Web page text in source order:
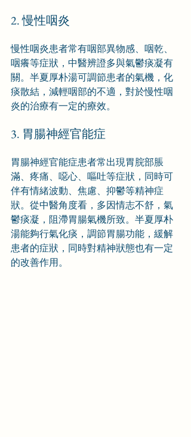
2. 慢性咽炎
慢性咽炎患者常有咽部異物感、咽乾、
咽癢等症狀，中醫辨證多與氣鬱痰凝有
關。半夏厚朴湯可調節患者的氣機，化
痰散結，減輕咽部的不適，對於慢性咽
炎的治療有一定的療效。
3. 胃腸神經官能症
胃腸神經官能症患者常出現胃脘部脹
滿、疼痛、噁心、嘔吐等症狀，同時可
伴有情緒波動、焦慮、抑鬱等精神症
狀。從中醫角度看，多因情志不舒，氣
鬱痰凝，阻滯胃腸氣機所致。半夏厚朴
湯能夠行氣化痰，調節胃腸功能，緩解
患者的症狀，同時對精神狀態也有一定
的改善作用。